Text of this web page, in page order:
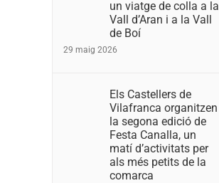
un viatge de colla a la
Vall d’Aran i a la Vall
de Boí
29 maig 2026
Els Castellers de
Vilafranca organitzen
la segona edició de
Festa Canalla, un
matí d’activitats per
als més petits de la
comarca